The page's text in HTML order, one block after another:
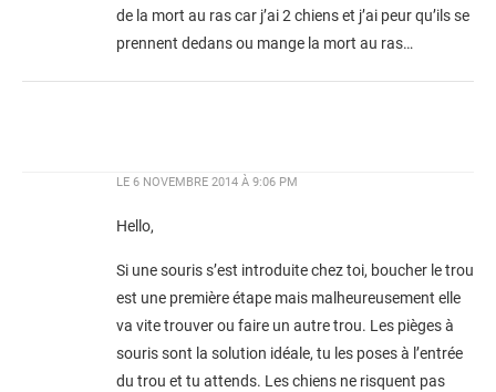
de la mort au ras car j’ai 2 chiens et j’ai peur qu’ils se
prennent dedans ou mange la mort au ras…
LE 6 NOVEMBRE 2014 À 9:06 PM
Hello,
Si une souris s’est introduite chez toi, boucher le trou
est une première étape mais malheureusement elle
va vite trouver ou faire un autre trou. Les pièges à
souris sont la solution idéale, tu les poses à l’entrée
du trou et tu attends. Les chiens ne risquent pas